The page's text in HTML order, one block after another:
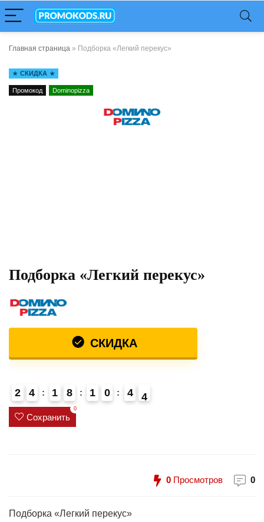
Главная страница » Подборка «Легкий перекус»
СКИДКА
Промокод Dominopizza
Подборка «Легкий перекус»
СКИДКА
2 4 1 8 1 0 4
3
4
Сохранить
0
0 Просмотров 0
Подборка «Легкий перекус»